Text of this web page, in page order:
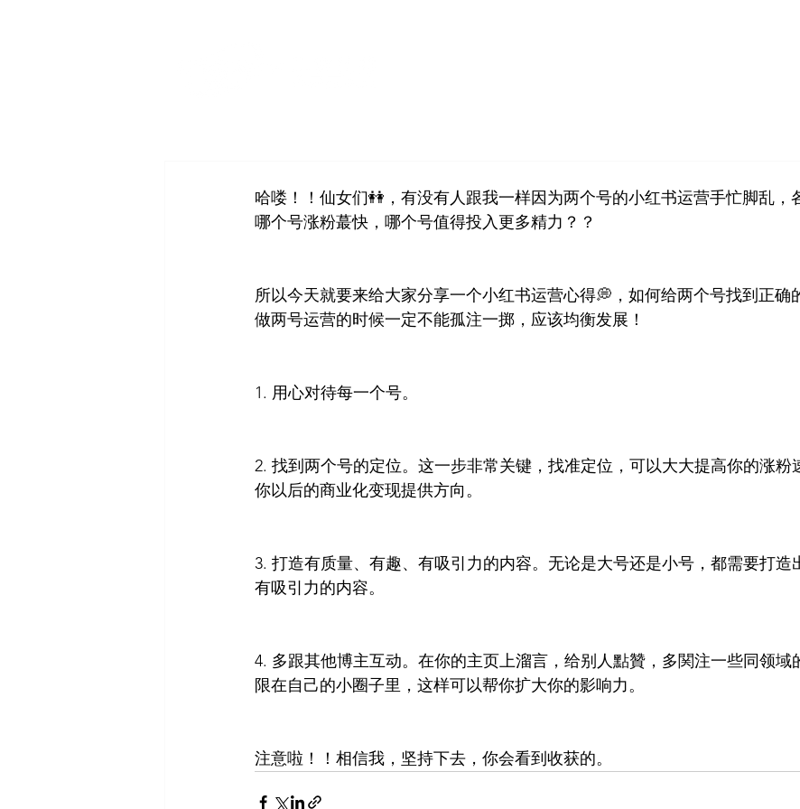
哈喽！！仙女们👭，有没有人跟我一样因为两个号的小红书运营手忙脚乱，
哪个号涨粉蕞快，哪个号值得投入更多精力？？
所以今天就要来给大家分享一个小红书运营心得💭，如何给两个号找到正确
做两号运营的时候一定不能孤注一掷，应该均衡发展！
1. 用心对待每一个号。
2. 找到两个号的定位。这一步非常关键，找准定位，可以大大提高你的涨粉
你以后的商业化变现提供方向。
3. 打造有质量、有趣、有吸引力的内容。无论是大号还是小号，都需要打造
有吸引力的内容。
4. 多跟其他博主互动。在你的主页上溜言，给别人點贊，多関注一些同领域
限在自己的小圈子里，这样可以帮你扩大你的影响力。
注意啦！！相信我，坚持下去，你会看到收获的。